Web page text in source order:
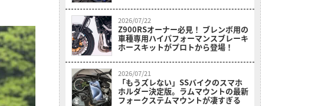
バープラス」が新登場
2026/07/22
Z900RSオーナー必見！ ブレンボ用の
車種専用ハイパフォーマンスブレーキ
ホースキットがプロトから登場！
2026/07/21
「もうズレない」SSバイクのスマホ
ホルダー決定版。ラムマウントの最新
フォークステムマウントが凄すぎる